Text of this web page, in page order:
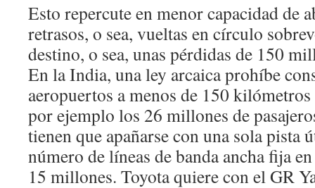
Esto repercute en menor capacidad de
retrasos, o sea, vueltas en círculo
destino, o sea, unas pérdidas de 150
En la India, una ley arcaica prohíbe
aeropuertos a menos de 150
por ejemplo los 26 millones de
tienen que apañarse con una sola pista
número de líneas de banda ancha fija
15 millones. Toyota quiere con el GR